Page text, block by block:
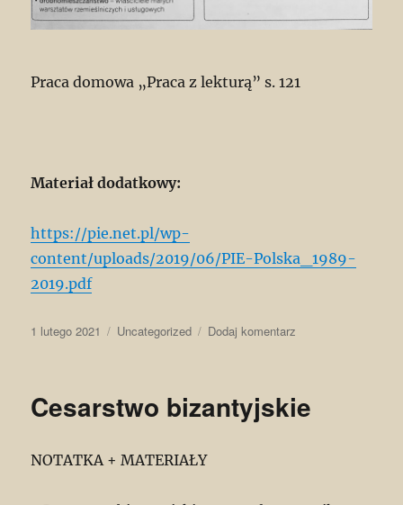
Praca domowa „Praca z lekturą” s. 121
Materiał dodatkowy:
https://pie.net.pl/wp-
content/uploads/2019/06/PIE-Polska_1989-
2019.pdf
Data
1 lutego 2021 Kategorie
Uncategorized Dodaj komentarz
Polsce
Cesarstwo bizantyjskie
NOTATKA + MATERIAŁY